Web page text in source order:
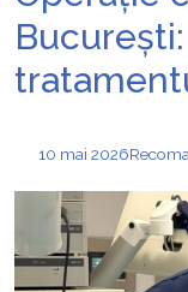
10 mai 2026